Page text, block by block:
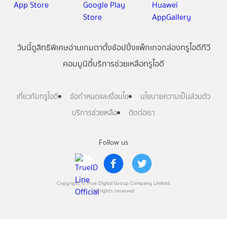
Follow us
Copyright © True Digital Group Company Limited.
All rights reserved
วันนี้ดูสิทธิพิเศษอ่านเกมตาตั้งช้อปปิ้งแพ็กเกจกล่องทรูไอดีทีวี
คอมมูนิตี้บริการช่วยเหลือทรูไอดี
เกี่ยวกับทรูไอดี ข้อกำหนดและเงื่อนไข
นโยบายความเป็นส่วนตัว
บริการช่วยเหลือ
ติดต่อเรา